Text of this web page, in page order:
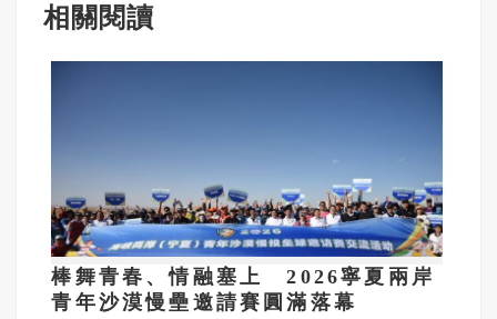
相關閱讀
棒舞青春、情融塞上 2026寧夏兩岸
青年沙漠慢壘邀請賽圓滿落幕